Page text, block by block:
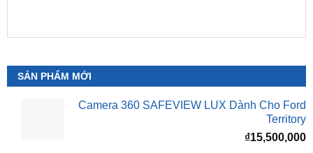
SẢN PHẨM MỚI
Camera 360 SAFEVIEW LUX Dành Cho Ford
Territory
₫15,500,000